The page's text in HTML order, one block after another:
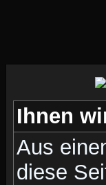
Ihnen
Aus
diese